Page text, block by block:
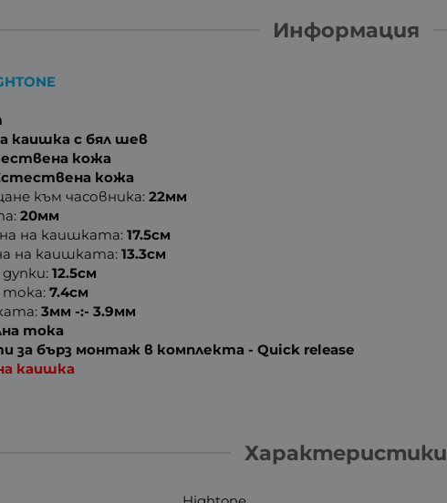
Информация
каишка с бял шев
кожа
кожа
към часовника:22мм
20мм
на каишката:17.5см
на каишката:13.3см
12.5см
тока: 7.4см
3мм -:- 3.9мм
тока
за бърз монтаж в комплекта - Quick release
каишка
Характеристики